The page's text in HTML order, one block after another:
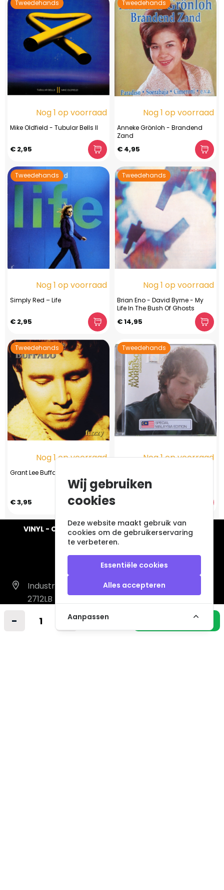
- + In winkelmandje
Tweedehands
Nog 1 op voorraad
Mike Oldfield - Tubular Bells II
€ 2,95
Tweedehands
Nog 1 op voorraad
Anneke Grönloh - Brandend
Zand
€ 4,95
Tweedehands
Nog 1 op voorraad
Simply Red ‎– Life
€ 2,95
Tweedehands
Nog 1 op voorraad
Brian Eno - David Byrne - My
Life In The Bush Of Ghosts
€ 14,95
Tweedehands
Nog 1 op voorraad
Grant Lee Buffalo - Fuzzy
€ 3,95
Tweedehands
Nog 1 op voorraad
Undiscovered (CD 2006)
(Special Edition Malaysia)
VINYL - CD - AUDIO - FURNITURE - COLLECTABLES
Industrieweg 14 A
2712LB Zoetermeer
info@vintagemusicstore.nl
Wij gebruiken
cookies
Deze website maakt gebruik van
cookies om de gebruikerservaring
te verbeteren.
Essentiële cookies
Alles accepteren
Aanpassen